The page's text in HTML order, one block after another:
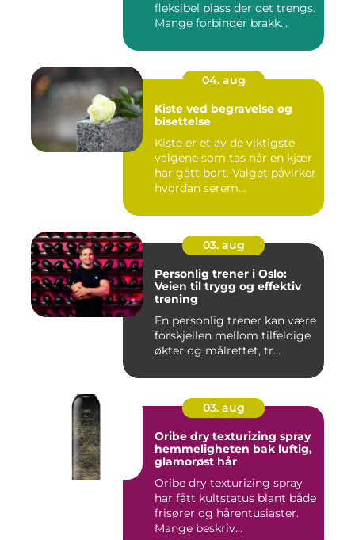
fleksibel plass der det trengs.
Mange forbinder brakk...
04. aug
Kiste ved begravelse og
bisettelse
Kiste er et av de viktigste
valgene som tas når en kjær
har gått bort. Valget påvirker
hvordan serem...
03. aug
Personlig trener i Oslo:
Veien til trygg og effektiv
trening
En personlig trener kan være
forskjellen mellom tilfeldige
økter og målrettet, tr...
03. aug
Oribe dry texturizing spray
hemmeligheten bak luftig,
glamorøst hår
Oribe dry texturizing spray
har fått kultstatus blant både
frisører og hårentusiaster.
Mange beskriv...